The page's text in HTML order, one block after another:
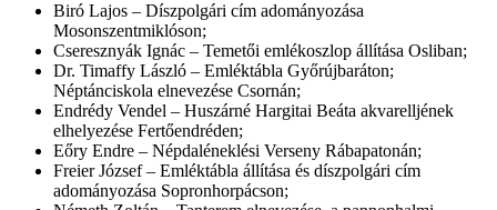
Biró Lajos – Díszpolgári cím adományozása
Mosonszentmiklóson;
Cseresznyák Ignác – Temetői emlékoszlop állítása Osliban;
Dr. Timaffy László – Emléktábla Győrújbaráton;
Néptánciskola elnevezése Csornán;
Endrédy Vendel – Huszárné Hargitai Beáta akvarelljének
elhelyezése Fertőendréden;
Eőry Endre – Népdaléneklési Verseny Rábapatonán;
Freier József – Emléktábla állítása és díszpolgári cím
adományozása Sopronhorpácson;